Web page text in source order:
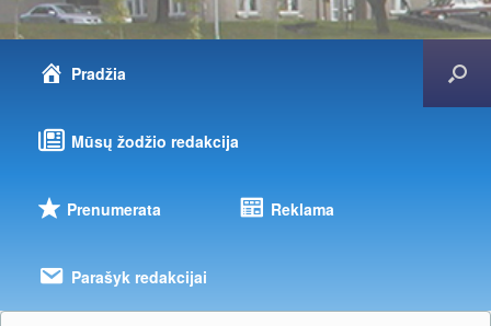
Pradžia
Mūsų žodžio redakcija
Prenumerata Reklama
Parašyk redakcijai